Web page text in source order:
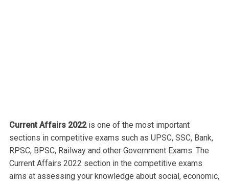
Current Affairs 2022is one of the most important
sections in competitive exams such as UPSC, SSC, Bank,
RPSC, BPSC, Railway and other Government Exams. The
Current Affairs 2022 section in the competitive exams
aims at assessing your knowledge about social, economic,